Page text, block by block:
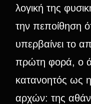
λογική της
την πεποίθηση
υπερβαίνει το
πρώτη φορά, ο
κατανοητός ως
αρχών: της